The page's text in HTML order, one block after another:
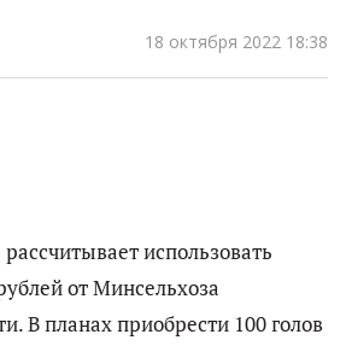
18 октября 2022 18:38
использовать
от Минсельхоза
В планах приобрести 100 голов